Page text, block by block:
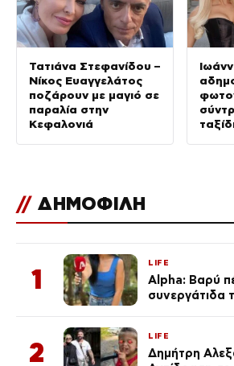
Τατιάνα Στεφανίδου –
Νίκος Ευαγγελάτος
ποζάρουν με μαγιό σε
παραλία στην
Κεφαλονιά
// ΔΗΜΟΦΙΛΗ
1
LIFE
Alpha: Βαρύ
συνεργάτιδα
του Θεού»
2
LIFE
Δημήτρη